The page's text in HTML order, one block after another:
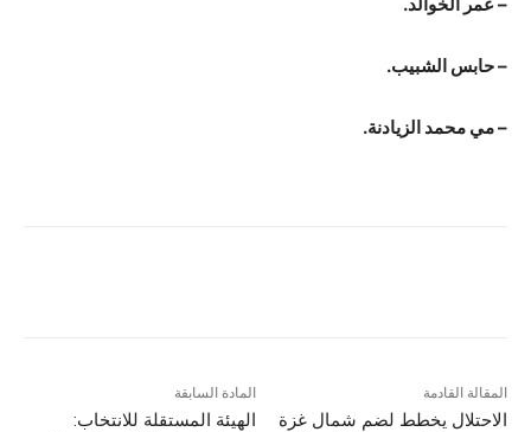
– حابس الشبيب.
– مي محمد الزيادنة.
المادة السابقة
الهيئة المستقلة للانتخاب:
المقالة القادمة
الاحتلال يخطط لضم شمال غزة